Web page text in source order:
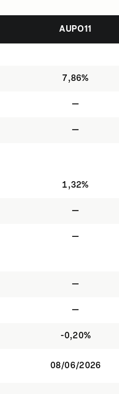
AUPO11
7,86%
—
—
1,32%
—
—
—
—
-0,20%
08/06/2026